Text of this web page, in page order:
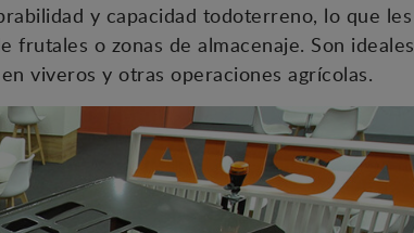
y capacidad todoterreno, lo que les
o zonas de almacenaje. Son ideales
viveros y otras operaciones agrícolas.